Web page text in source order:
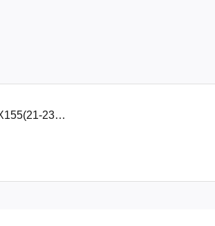
23)-